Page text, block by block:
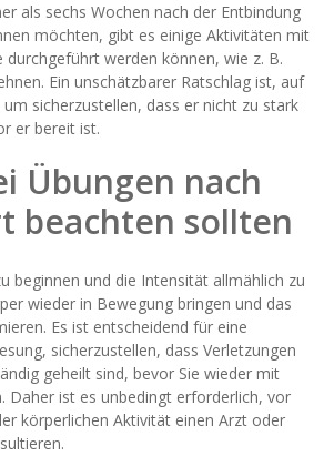
als sechs Wochen nach der Entbindung
möchten, gibt es einige Aktivitäten mit
durchgeführt werden können, wie z. B.
Ein unschätzbarer Ratschlag ist, auf
sicherzustellen, dass er nicht zu stark
er bereit ist.
Übungen nach
beachten sollten
beginnen und die Intensität allmählich zu
wieder in Bewegung bringen und das
Es ist entscheidend für eine
sicherzustellen, dass Verletzungen
geheilt sind, bevor Sie wieder mit
Daher ist es unbedingt erforderlich, vor
körperlichen Aktivität einen Arzt oder